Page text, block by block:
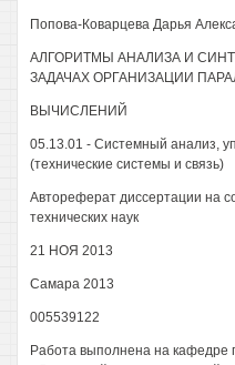
Попова-Коварцева Дарья
АЛГОРИТМЫ АНАЛИЗА И
ЗАДАЧАХ ОРГАНИЗАЦИИ
ВЫЧИСЛЕНИЙ
05.13.01 - Системный анализ,
(технические системы и связь)
Автореферат диссертации на
технических наук
21 НОЯ 2013
Самара 2013
005539122
Работа выполнена на